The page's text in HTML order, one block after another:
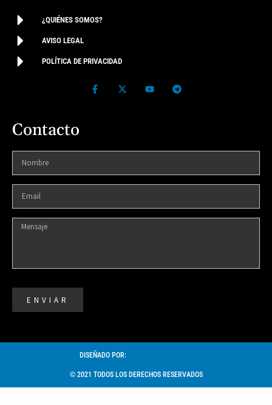
¿QUIÉNES SOMOS?
AVISO LEGAL
POLÍTICA DE PRIVACIDAD
Contacto
ENVIAR
DISEÑADO POR:
© 2021 TODOS LOS DERECHOS RESERVADOS